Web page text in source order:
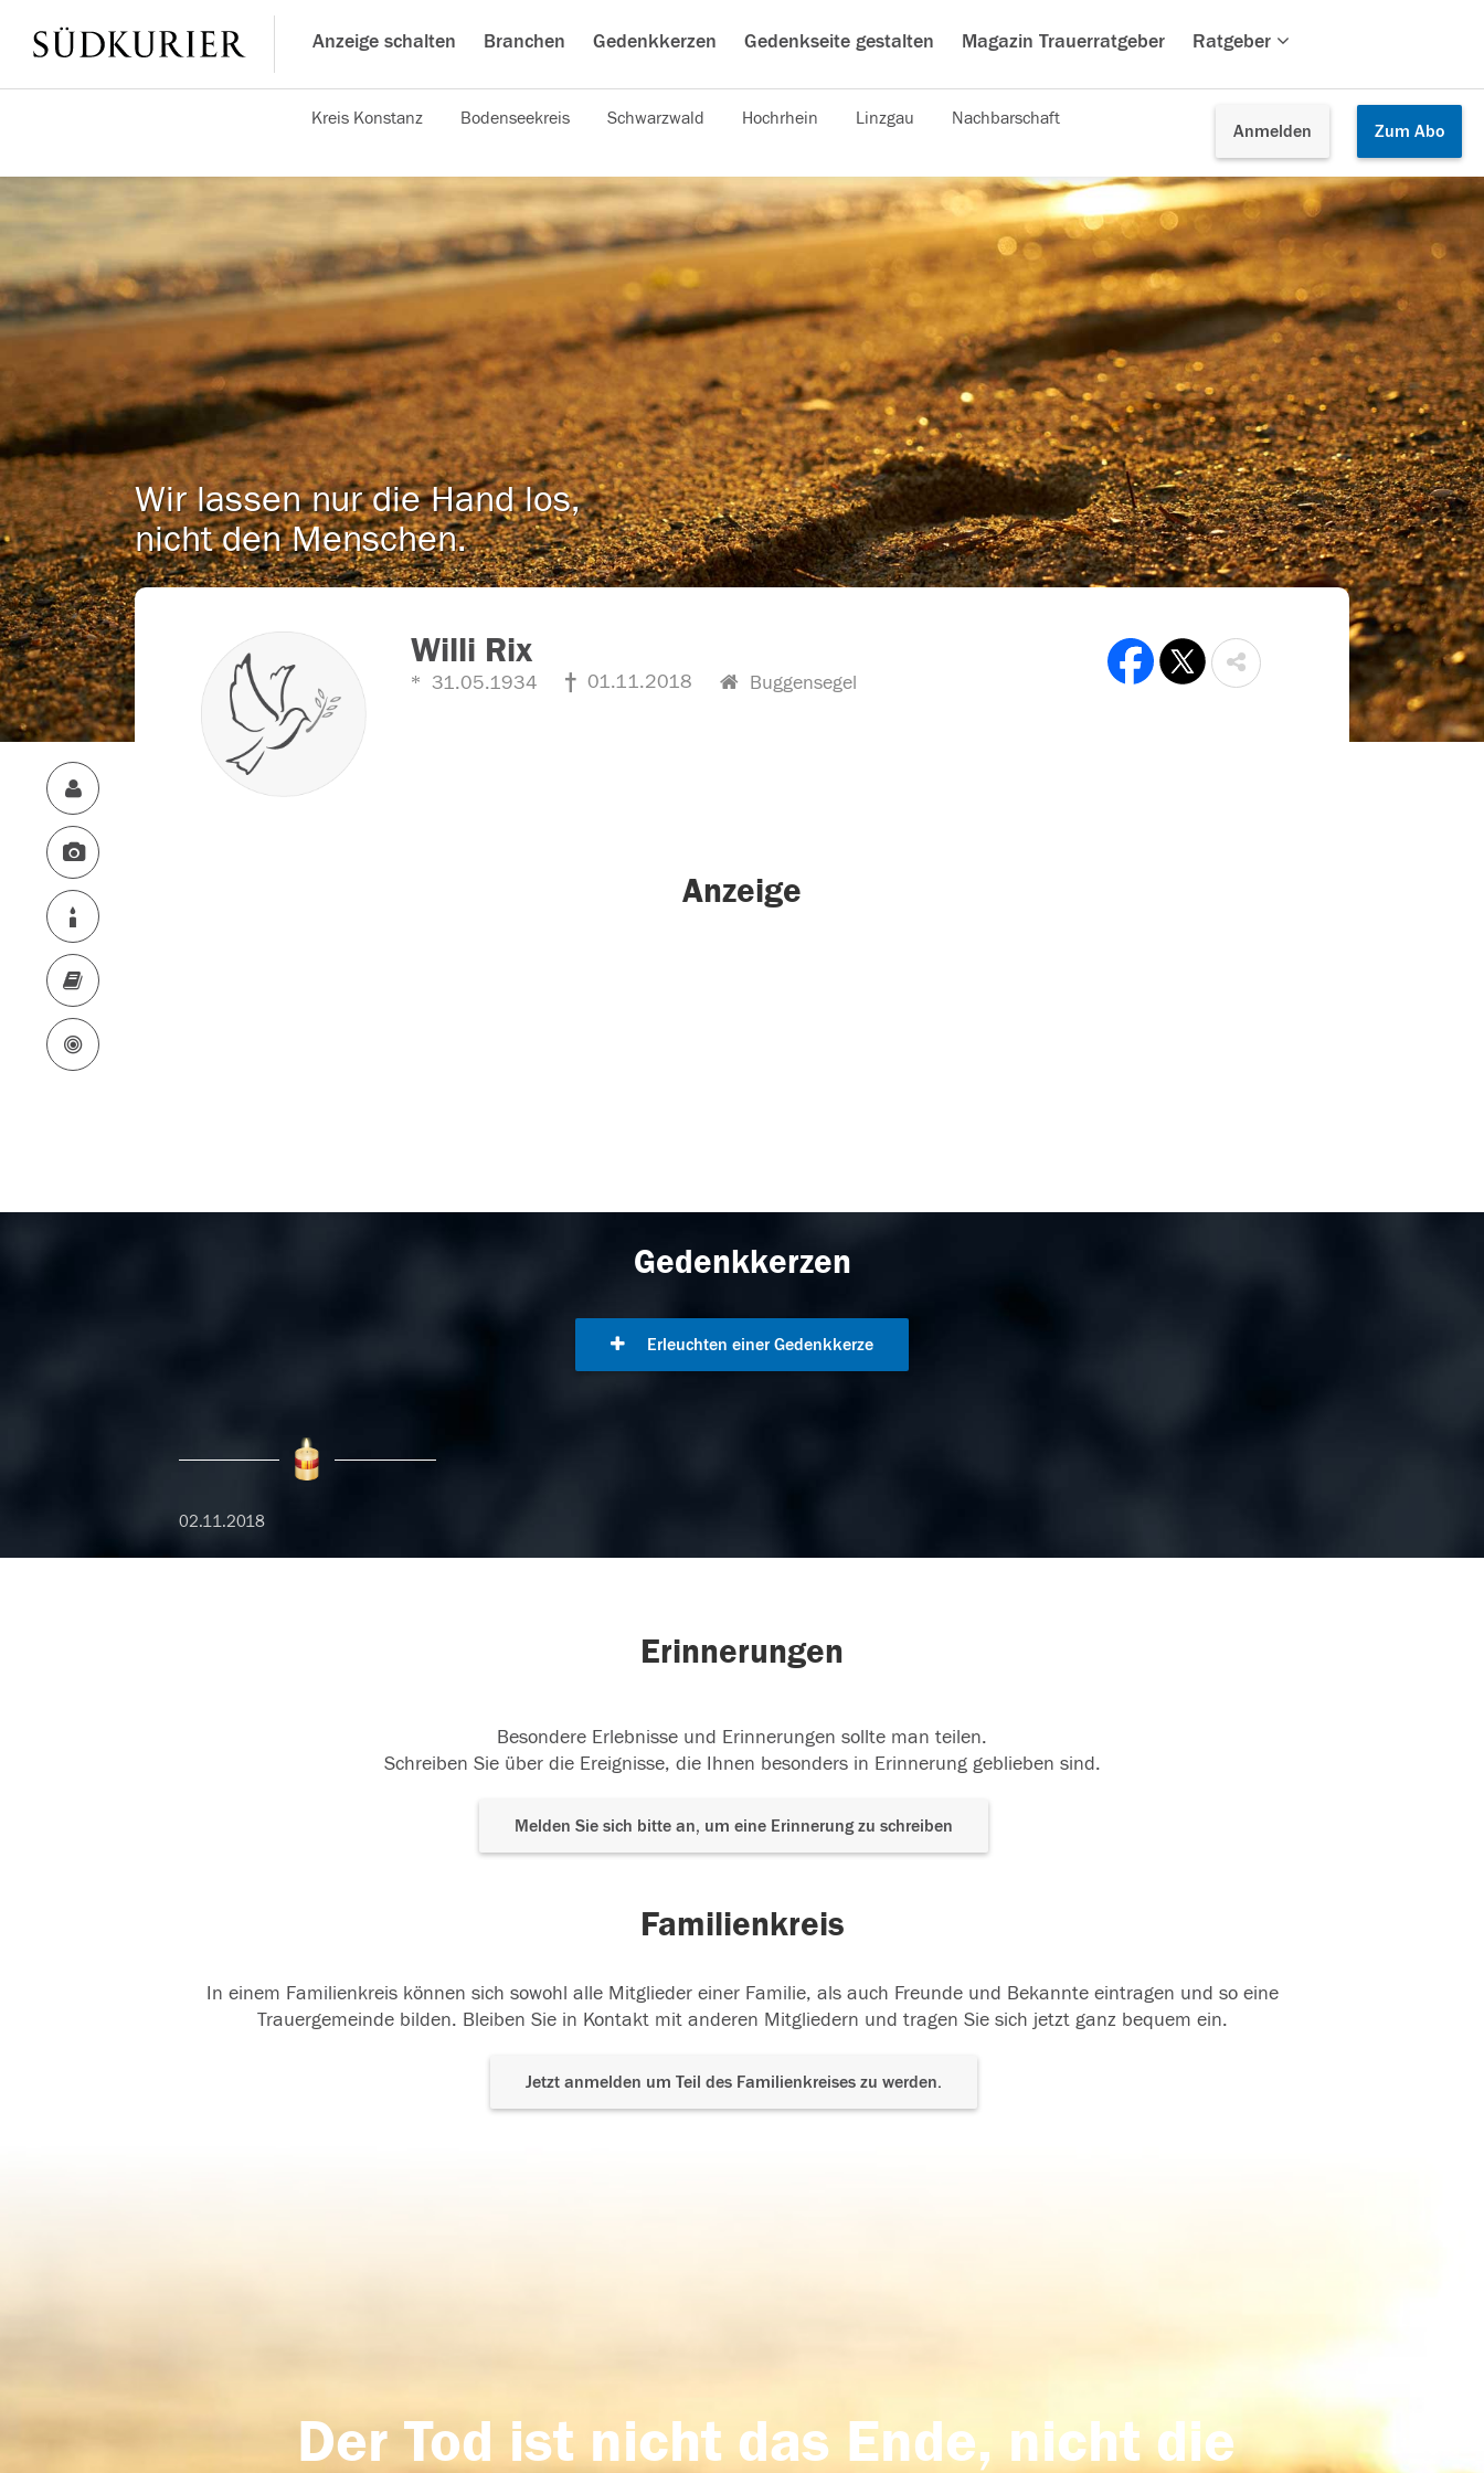
Anzeige schalten Branchen Gedenkkerzen Gedenkseite gestalten Magazin Trauerratgeber Ratgeber
Anmelden Zum Abo
Kreis Konstanz Bodenseekreis Schwarzwald Hochrhein Linzgau Nachbarschaft
Wir lassen nur die Hand los,
nicht den Menschen.
Willi Rix
31.05.1934 01.11.2018 Buggensegel
Anzeige
Gedenkkerzen
Erleuchten einer Gedenkkerze
02.11.2018
Erinnerungen
Besondere Erlebnisse und Erinnerungen sollte man teilen.
Schreiben Sie über die Ereignisse, die Ihnen besonders in Erinnerung geblieben sind.
Melden Sie sich bitte an, um eine Erinnerung zu schreiben
Familienkreis
In einem Familienkreis können sich sowohl alle Mitglieder einer Familie, als auch Freunde und Bekannte eintragen und so eine
Trauergemeinde bilden. Bleiben Sie in Kontakt mit anderen Mitgliedern und tragen Sie sich jetzt ganz bequem ein.
Jetzt anmelden um Teil des Familienkreises zu werden.
Der Tod ist nicht das Ende, nicht die